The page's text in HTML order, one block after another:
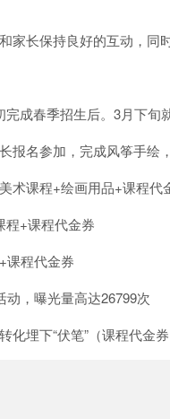
家长保持良好的互动，同
完成春季招生后。3月下旬
报名参加，完成风筝手绘
术课程+绘画用品+课程代
程+课程代金券
课程代金券
动，曝光量高达26799次
化埋下“伏笔”（课程代金券